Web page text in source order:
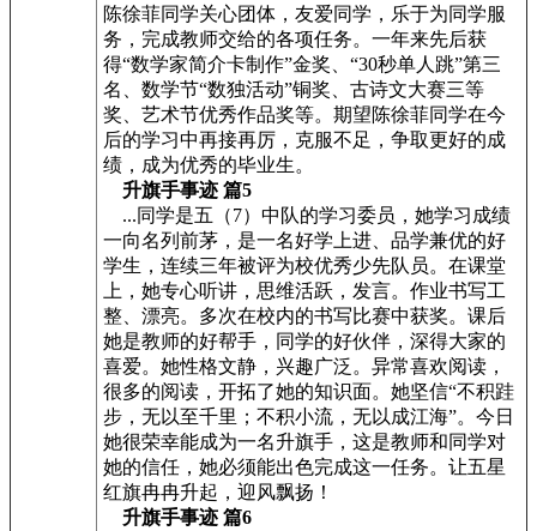
陈徐菲同学关心团体，友爱同学，乐于为同学服
务，完成教师交给的各项任务。一年来先后获
得“数学家简介卡制作”金奖、“30秒单人跳”第三
名、数学节“数独活动”铜奖、古诗文大赛三等
奖、艺术节优秀作品奖等。期望陈徐菲同学在今
后的学习中再接再厉，克服不足，争取更好的成
绩，成为优秀的毕业生。
升旗手事迹 篇5
...同学是五（7）中队的学习委员，她学习成绩
一向名列前茅，是一名好学上进、品学兼优的好
学生，连续三年被评为校优秀少先队员。在课堂
上，她专心听讲，思维活跃，发言。作业书写工
整、漂亮。多次在校内的书写比赛中获奖。课后
她是教师的好帮手，同学的好伙伴，深得大家的
喜爱。她性格文静，兴趣广泛。异常喜欢阅读，
很多的阅读，开拓了她的知识面。她坚信“不积跬
步，无以至千里；不积小流，无以成江海”。今日
她很荣幸能成为一名升旗手，这是教师和同学对
她的信任，她必须能出色完成这一任务。让五星
红旗冉冉升起，迎风飘扬！
升旗手事迹 篇6